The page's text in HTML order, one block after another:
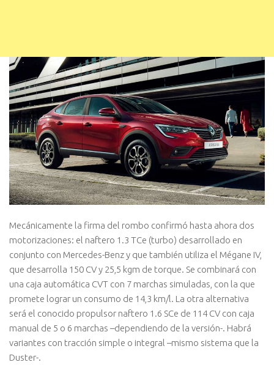
Mecánicamente la firma del rombo confirmó hasta ahora dos
motorizaciones: el naftero 1.3 TCe (turbo) desarrollado en
conjunto con Mercedes-Benz y que también utiliza el Mégane IV,
que desarrolla 150 CV y 25,5 kgm de torque. Se combinará con
una caja automática CVT con 7 marchas simuladas, con la que
promete lograr un consumo de 14,3 km/l. La otra alternativa
será el conocido propulsor naftero 1.6 SCe de 114 CV con caja
manual de 5 o 6 marchas –dependiendo de la versión-. Habrá
variantes con tracción simple o integral –mismo sistema que la
Duster-.